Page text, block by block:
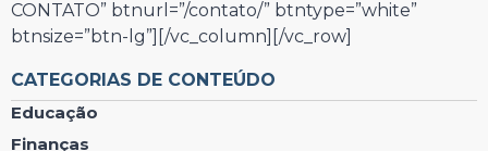
CONTATO” btnurl=”/contato/” btntype=”white”
btnsize=”btn-lg”][/vc_column][/vc_row]
CATEGORIAS DE CONTEÚDO
Educação
Finanças